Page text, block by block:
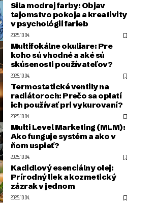
Sila modrej farby: Objav
tajomstvo pokoja a kreativity
v psychológii farieb
2025.10.04.
Multifokálne okuliare: Pre
koho sú vhodné a aké sú
skúsenosti používateľov?
2025.10.04.
Termostatické ventily na
radiátoroch: Prečo sa oplatí
ich používať pri vykurovaní?
2025.10.04.
Multi Level Marketing (MLM):
Ako funguje systém a ako v
ňom uspieť?
2025.10.04.
Kadidlový esenciálny olej:
Prírodný liek a kozmetický
zázrak v jednom
2025.10.04.